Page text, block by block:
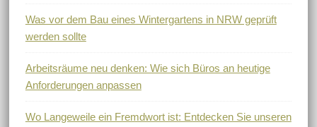
Was vor dem Bau eines Wintergartens in NRW geprüft
werden sollte
Arbeitsräume neu denken: Wie sich Büros an heutige
Anforderungen anpassen
Wo Langeweile ein Fremdwort ist: Entdecken Sie unseren